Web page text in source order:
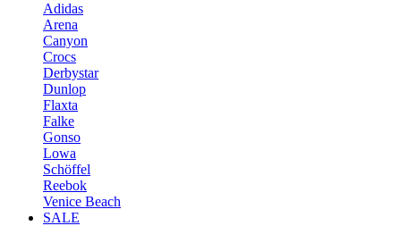
Adidas
Arena
Canyon
Crocs
Derbystar
Dunlop
Flaxta
Falke
Gonso
Lowa
Schöffel
Reebok
Venice Beach
SALE